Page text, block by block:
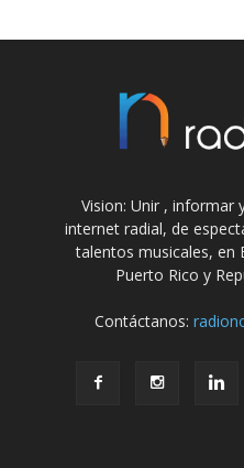
Vision: Unir , informar
internet radial, de
talentos musicales, en
Puerto Rico y
Contáctanos: